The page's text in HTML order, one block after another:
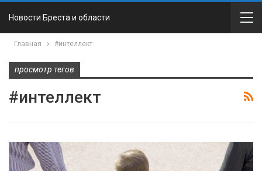
Новости Бреста и области
Главная #интеллект
просмотр тегов
#интеллект